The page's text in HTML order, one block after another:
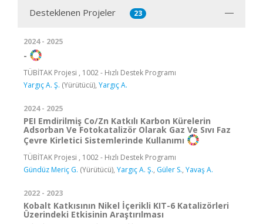
Desteklenen Projeler 23
2024 - 2025
-
TÜBİTAK Projesi , 1002 - Hızlı Destek Programı
Yargıç A. Ş. (Yürütücü), Yargıç A.
2024 - 2025
PEI Emdirilmiş Co/Zn Katkılı Karbon Kürelerin
Adsorban Ve Fotokatalizör Olarak Gaz Ve Sıvı Faz
Çevre Kirletici Sistemlerinde Kullanımı
TÜBİTAK Projesi , 1002 - Hızlı Destek Programı
Gündüz Meriç G. (Yürütücü), Yargıç A. Ş., Güler S., Yavaş A.
2022 - 2023
Kobalt Katkısının Nikel İçerikli KIT-6 Katalizörleri
Üzerindeki Etkisinin Araştırılması